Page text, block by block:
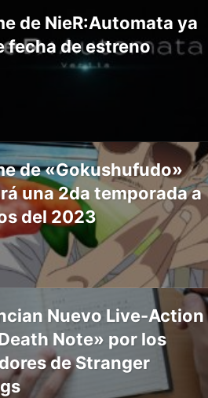
de NieR:Automata ya
fecha de estreno
de «Gokushufudo»
una 2da temporada a
del 2023
Nuevo Live-Action
Note» por los
de Stranger